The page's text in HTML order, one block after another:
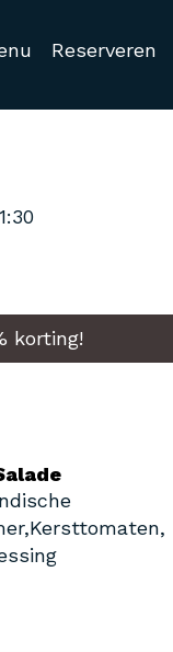
Reserveren
korting!